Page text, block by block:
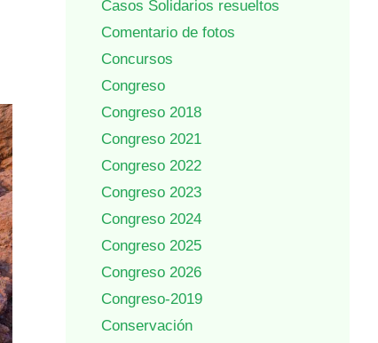
Casos Solidarios resueltos
Comentario de fotos
Concursos
Congreso
Congreso 2018
Congreso 2021
Congreso 2022
Congreso 2023
Congreso 2024
Congreso 2025
Congreso 2026
Congreso-2019
Conservación